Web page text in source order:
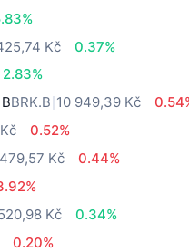
Kč
0.37%
2.83%
BRK.B 10 949,39 Kč
0.52%
Kč
0.44%
Kč
0.34%
0.20%